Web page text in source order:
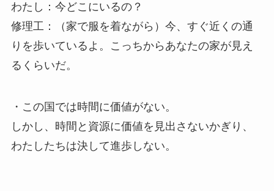
わたし：今どこにいるの？
修理工：（家で服を着ながら）今、すぐ近くの通
りを歩いているよ。こっちからあなたの家が見え
るくらいだ。
・この国では時間に価値がない。
しかし、時間と資源に価値を見出さないかぎり、
わたしたちは決して進歩しない。